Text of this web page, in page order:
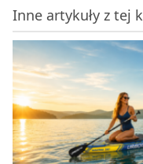
Inne artykuły z tej